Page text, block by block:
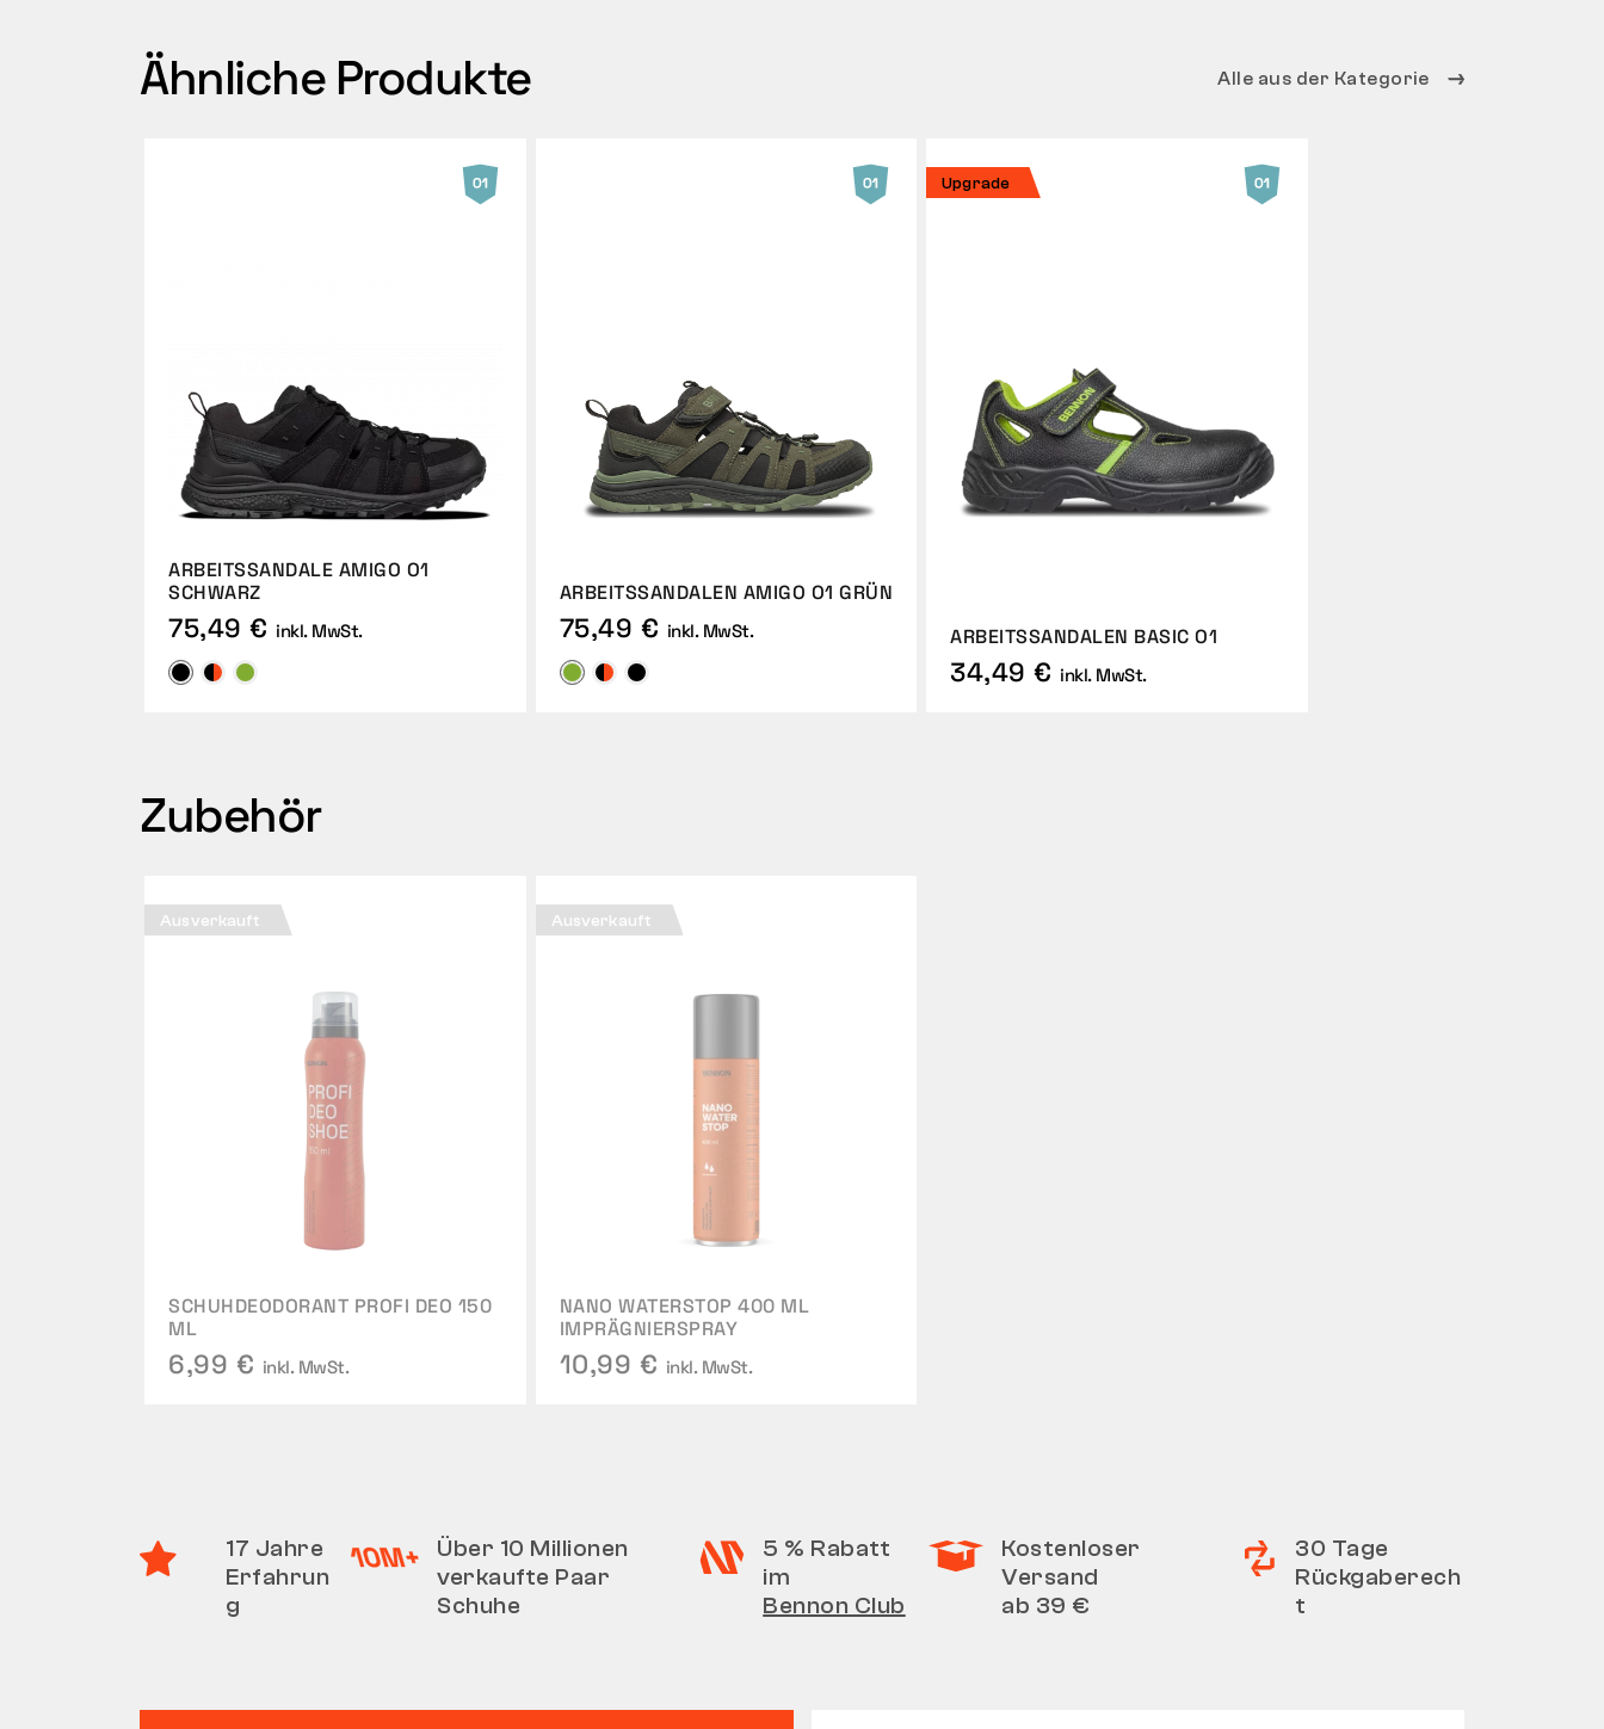
Ähnliche Produkte Alle aus der Kategorie
ARBEITSSANDALE AMIGO O1
SCHWARZ
75,49 € inkl. MwSt.
ARBEITSSANDALEN AMIGO O1 GRÜN
75,49 € inkl. MwSt.
Upgrade
ARBEITSSANDALEN BASIC O1
34,49 € inkl. MwSt.
Zubehör
Ausverkauft
SCHUHDEODORANT PROFI DEO 150
ML
6,99 € inkl. MwSt.
Ausverkauft
NANO WATERSTOP 400 ML
IMPRÄGNIERSPRAY
10,99 € inkl. MwSt.
17 Jahre
Erfahrun
g
Über 10 Millionen
verkaufte Paar
Schuhe
5 % Rabatt
im
Bennon Club
Kostenloser
Versand
ab 39 €
30 Tage
Rückgaberech
t